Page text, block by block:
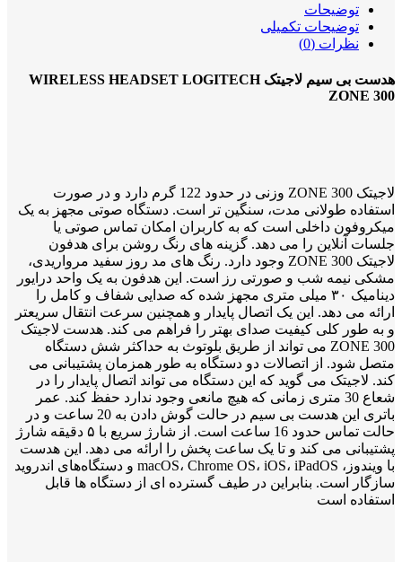
توضیحات
توضیحات تکمیلی
نظرات (0)
هدست بی سیم لاجیتک WIRELESS HEADSET LOGITECH
ZONE 300
لاجیتک ZONE 300 وزنی در حدود 122 گرم دارد و در صورت
استفاده طولانی مدت، سنگین تر است. دستگاه صوتی مجهز به یک
میکروفون داخلی است که به کاربران امکان تماس صوتی یا
جلسات آنلاین را می دهد. گزینه های رنگ روشن برای هدفون
لاجیتک ZONE 300 وجود دارد. رنگ های مد روز سفید مرواریدی،
مشکی نیمه شب و صورتی رز است. این هدفون به یک واحد درایور
دینامیک ۳۰ میلی متری مجهز شده که صدایی شفاف و کامل را
ارائه می دهد. این یک اتصال پایدار و همچنین سرعت انتقال سریعتر
و به طور کلی کیفیت صدای بهتر را فراهم می کند. هدست لاجیتک
ZONE 300 می تواند از طریق بلوتوث به حداکثر شش دستگاه
متصل شود. از اتصالات دو دستگاه به طور همزمان پشتیبانی می
کند. لاجیتک می گوید که این دستگاه می تواند اتصال پایدار را در
شعاع 30 متری زمانی که هیچ مانعی وجود ندارد حفظ کند. عمر
باتری این هدست بی سیم در حالت گوش دادن به 20 ساعت و در
حالت تماس حدود 16 ساعت است. از شارژ سریع با ۵ دقیقه شارژ
پشتیبانی می کند و تا یک ساعت پخش را ارائه می دهد. این هدست
با ویندوز، macOS، Chrome OS، iOS، iPadOS و دستگاه‌های اندروید
سازگار است. بنابراین در طیف گسترده ای از دستگاه ها قابل
استفاده است